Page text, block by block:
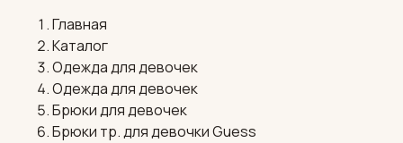
Главная
Каталог
Одежда для девочек
Одежда для девочек
Брюки для девочек
Брюки тр. для девочки Guess